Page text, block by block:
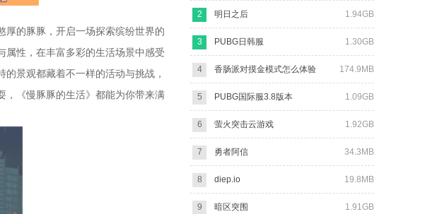
厚的豚豚，开启一场探索缤纷世界的
属性，在丰富多彩的生活场景中感受
景观都藏着不一样的活动与挑战，
，《慢豚豚的生活》都能为你带来满
2 1.94GB
明日之后
3 1.30GB
PUBG日韩服
4 174.9MB
香肠派对摸金模式怎么体验
5 1.09GB
PUBG国际服3.8版本
6 1.92GB
萤火突击云游戏
7 34.3MB
勇者阿信
8 19.8MB
diep.io
9 1.91GB
暗区突围